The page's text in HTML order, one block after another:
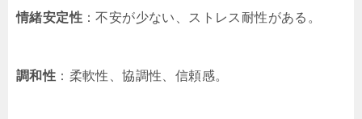
情緒安定性 ：不安が少ない、ストレス耐性がある。
調和性 ：柔軟性、協調性、信頼感。